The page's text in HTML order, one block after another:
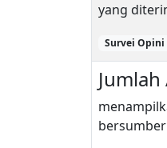
yang
Survei Opini